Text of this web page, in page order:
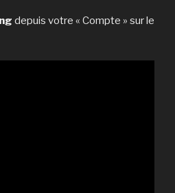
depuis votre « Compte » sur le